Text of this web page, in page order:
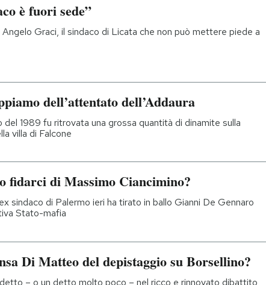
è fuori sede”
Graci, il sindaco di Licata che non può mettere piede a
dell’attentato dell’Addaura
del 1989 fu ritrovata una grossa quantità di dinamite sulla
villa di Falcone
fidarci di Massimo Ciancimino?
sindaco di Palermo ieri ha tirato in ballo Gianni De Gennaro
Stato-mafia
Di Matteo del depistaggio su Borsellino?
detto – o un detto molto poco – nel ricco e rinnovato dibattito